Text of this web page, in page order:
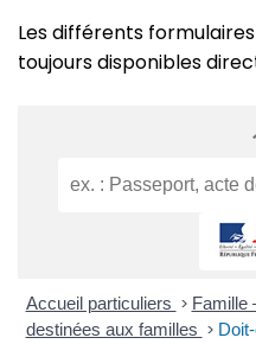
Les différents
toujours disponibles
Accueil particuliers > Famille
destinées aux familles >